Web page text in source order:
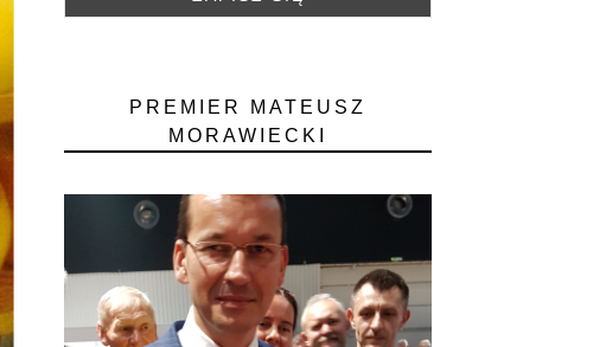
PREMIER MATEUSZ
MORAWIECKI